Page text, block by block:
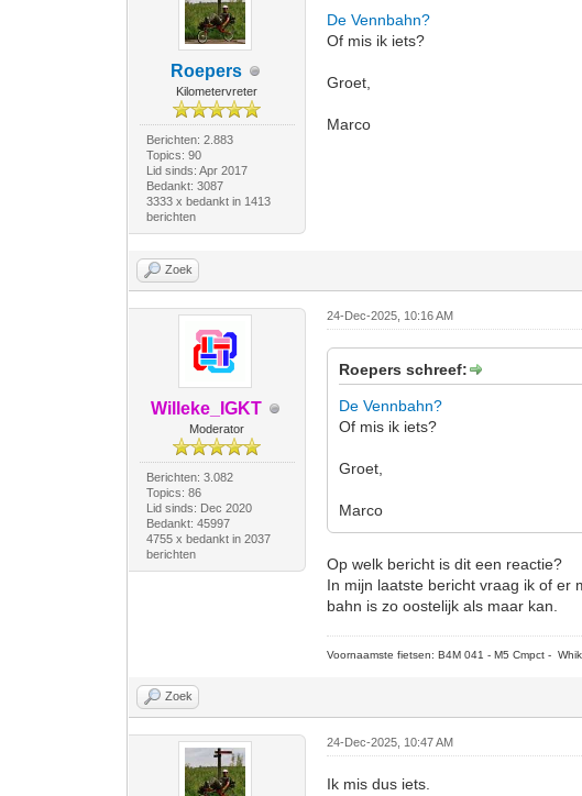
Roepers
Kilometervreter
Berichten: 2.883
Topics: 90
Lid sinds: Apr 2017
Bedankt: 3087
3333 x bedankt in 1413
berichten
De Vennbahn?
Of mis ik iets?
Groet,
Marco
Zoek
Willeke_IGKT
Moderator
Berichten: 3.082
Topics: 86
Lid sinds: Dec 2020
Bedankt: 45997
4755 x bedankt in 2037
berichten
24-Dec-2025, 10:16 AM
Roepers schreef:
De Vennbahn?
Of mis ik iets?
Groet,
Marco
Op welk bericht is dit een reactie?
In mijn laatste bericht vraag ik of er
bahn is zo oostelijk als maar kan.
Voornaamste fietsen: B4M 041 - M5 Cmpct -
Zoek
24-Dec-2025, 10:47 AM
Ik mis dus iets.